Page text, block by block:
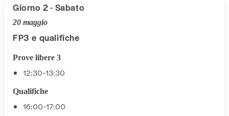
Giorno 2 - Sabato
20 maggio
FP3 e qualifiche
Prove libere 3
12:30-13:30
Qualifiche
16:00-17:00